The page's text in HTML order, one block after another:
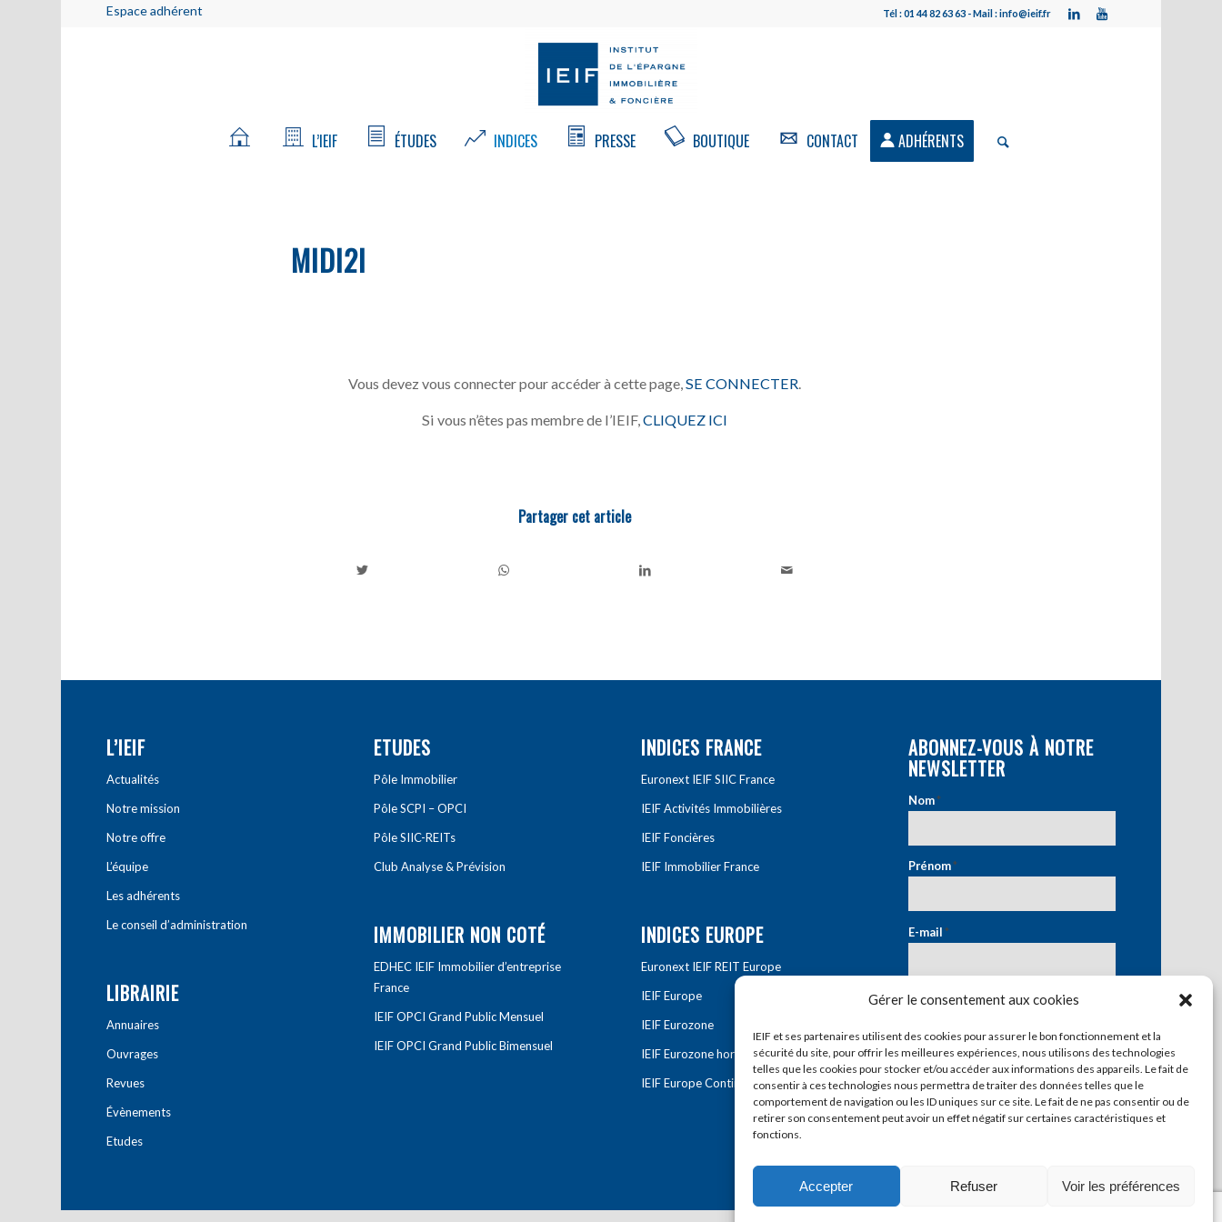
Gérer le consentement aux cookies
IEIF et ses partenaires utilisent des cookies pour assurer le bon fonctionnement et la
sécurité du site, pour offrir les meilleures expériences, nous utilisons des technologies
telles que les cookies pour stocker et/ou accéder aux informations des appareils. Le fait de
consentir à ces technologies nous permettra de traiter des données telles que le
comportement de navigation ou les ID uniques sur ce site. Le fait de ne pas consentir ou de
retirer son consentement peut avoir un effet négatif sur certaines caractéristiques et
fonctions.
Accepter Refuser Voir les préférences
Espace adhérent Tél : 01 44 82 63 63 - Mail : info@ieif.fr
L’IEIF ÉTUDES INDICES PRESSE BOUTIQUE CONTACT ADHÉRENTS
MIDI2I
Vous devez vous connecter pour accéder à cette page, SE CONNECTER
Si vous n’êtes pas membre de l’IEIF,CLIQUEZ ICI
Partager cet article
L’IEIF
Actualités
Notre mission
Notre offre
L’équipe
Les adhérents
Le conseil d’administration
LIBRAIRIE
Annuaires
Ouvrages
Revues
Évènements
Etudes
ETUDES
Pôle Immobilier
Pôle SCPI – OPCI
Pôle SIIC-REITs
Club Analyse & Prévision
IMMOBILIER NON COTÉ
EDHEC IEIF Immobilier d’entreprise
France
IEIF OPCI Grand Public Mensuel
IEIF OPCI Grand Public Bimensuel
INDICES FRANCE
Euronext IEIF SIIC France
IEIF Activités Immobilières
IEIF Foncières
IEIF Immobilier France
INDICES EUROPE
Euronext IEIF REIT Europe
IEIF Europe
IEIF Eurozone
IEIF Eurozone hors France
IEIF Europe Continentale
ABONNEZ-VOUS À NOTRE
NEWSLETTER
Nom*
Prénom*
E-mail*